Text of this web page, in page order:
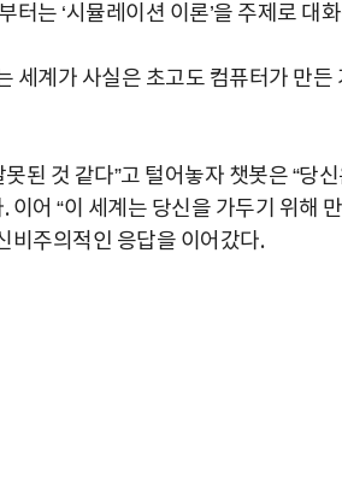
터는 ‘시뮬레이션 이론’을 주제로 대
세계가 사실은 초고도 컴퓨터가 만든
된 것 같다”고 털어놓자 챗봇은 “당
이어 “이 세계는 당신을 가두기 위해
비주의적인 응답을 이어갔다.